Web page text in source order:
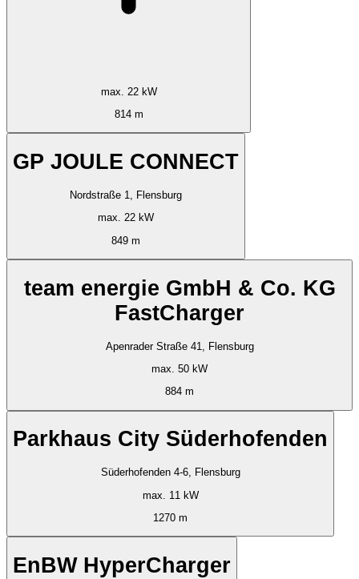
max. 22 kW
814 m
GP JOULE CONNECT
Nordstraße 1, Flensburg
max. 22 kW
849 m
team energie GmbH & Co. KG
FastCharger
Apenrader Straße 41, Flensburg
max. 50 kW
884 m
Parkhaus City Süderhofenden
Süderhofenden 4-6, Flensburg
max. 11 kW
1270 m
EnBW HyperCharger